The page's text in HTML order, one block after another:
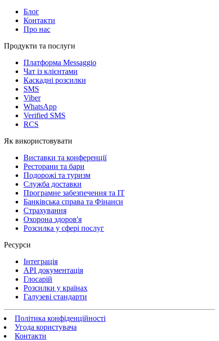
Блог
Контакти
Про нас
Продукти та послуги
Платформа Messaggio
Чат із клієнтами
Каскадні розсилки
SMS
Viber
WhatsApp
Verified SMS
RCS
Як використовувати
Виставки та конференції
Ресторани та бари
Подорожі та туризм
Служба доставки
Програмне забезпечення та IT
Банківська справа та Фінанси
Страхування
Охорона здоров'я
Розсилка у сфері послуг
Ресурси
Інтеграція
API документація
Глосарій
Розсилки у країнах
Галузеві стандарти
Політика конфіденційності
Угода користувача
Контакти